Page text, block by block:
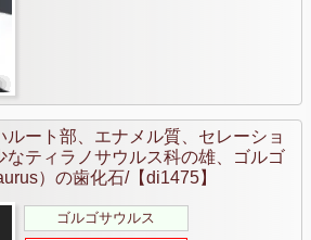
ート部、エナメル質、セレーショ
なティラノサウルス科の雄、ゴルゴ
）の歯化石/【di1475】
ゴルゴサウルス